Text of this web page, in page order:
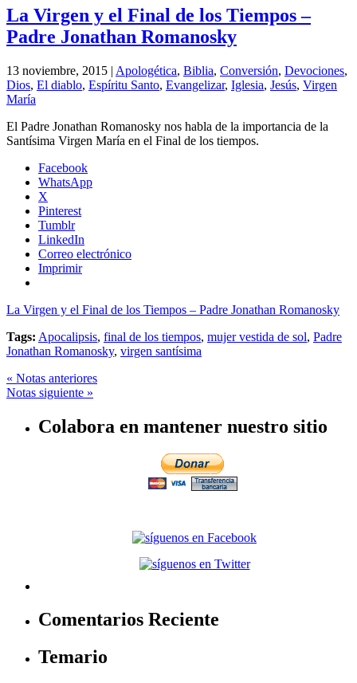
La Virgen y el Final de los Tiempos –
Padre Jonathan Romanosky
13 noviembre, 2015 | Apologética, Biblia, Conversión, Devociones,
Dios, El diablo, Espíritu Santo, Evangelizar, Iglesia, Jesús, Virgen
María
El Padre Jonathan Romanosky nos habla de la importancia de la
Santísima Virgen María en el Final de los tiempos.
Facebook
WhatsApp
X
Pinterest
Tumblr
LinkedIn
Correo electrónico
Imprimir
La Virgen y el Final de los Tiempos – Padre Jonathan Romanosky
Tags: Apocalipsis, final de los tiempos, mujer vestida de sol, Padre
Jonathan Romanosky, virgen santísima
« Notas anteriores
Notas siguiente »
Colabora en mantener nuestro sitio
Comentarios Reciente
Temario